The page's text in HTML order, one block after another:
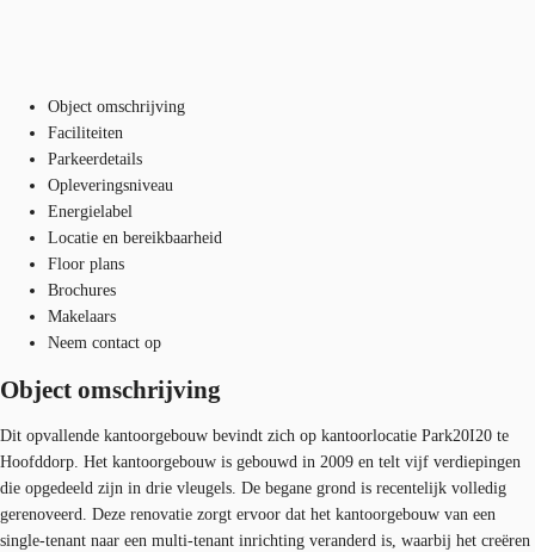
Object omschrijving
Faciliteiten
Parkeerdetails
Opleveringsniveau
Energielabel
Locatie en bereikbaarheid
Floor plans
Brochures
Makelaars
Neem contact op
Object omschrijving
Dit opvallende kantoorgebouw bevindt zich op kantoorlocatie Park20I20 te
Hoofddorp. Het kantoorgebouw is gebouwd in 2009 en telt vijf verdiepingen
die opgedeeld zijn in drie vleugels. De begane grond is recentelijk volledig
gerenoveerd. Deze renovatie zorgt ervoor dat het kantoorgebouw van een
single-tenant naar een multi-tenant inrichting veranderd is, waarbij het creëren